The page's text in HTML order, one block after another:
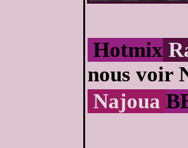
Hotmix
nous voir
Najoua